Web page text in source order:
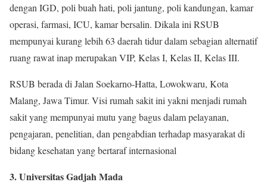
dengan IGD, poli buah hati, poli jantung, poli kandungan, kamar
operasi, farmasi, ICU, kamar bersalin. Dikala ini RSUB
mempunyai kurang lebih 63 daerah tidur dalam sebagian alternatif
ruang rawat inap merupakan VIP, Kelas I, Kelas II, Kelas III.
RSUB berada di Jalan Soekarno-Hatta, Lowokwaru, Kota
Malang, Jawa Timur. Visi rumah sakit ini yakni menjadi rumah
sakit yang mempunyai mutu yang bagus dalam pelayanan,
pengajaran, penelitian, dan pengabdian terhadap masyarakat di
bidang kesehatan yang bertaraf internasional
3. Universitas Gadjah Mada